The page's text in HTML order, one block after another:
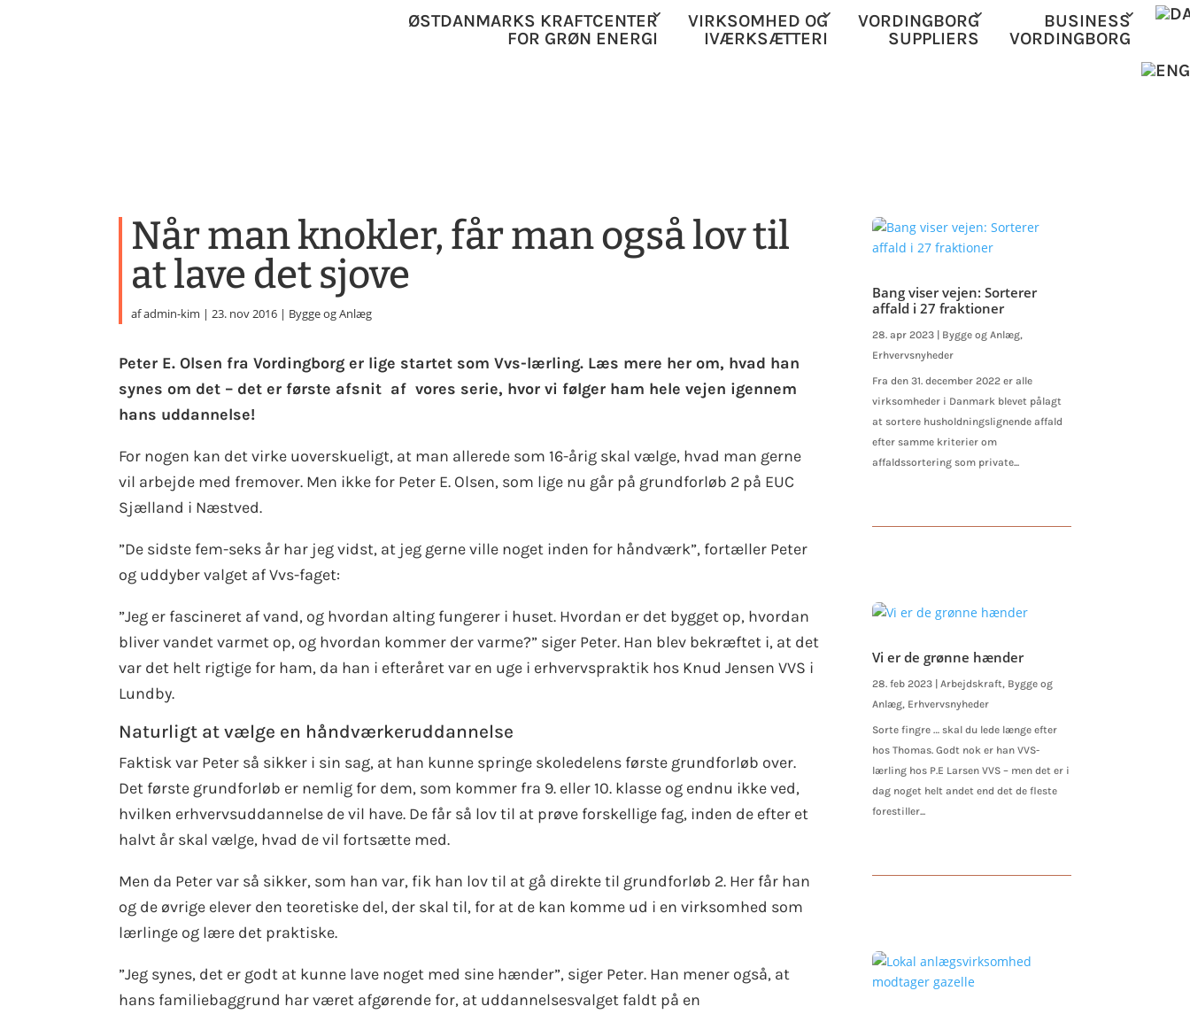
ØSTDANMARKS KRAFTCENTER
FOR GRØN ENERGI
VIRKSOMHED OG
IVÆRKSÆTTERI
VORDINGBORG
SUPPLIERS
BUSINESS
VORDINGBORG
Når man knokler, får man også lov til
at lave det sjove
afadmin-kim |23. nov 2016 | Bygge og Anlæg
Peter E. Olsen fra Vordingborg er lige startet som Vvs-lærling. Læs mere her om, hvad han
synes om det – det er første afsnit af vores serie, hvor vi følger ham hele vejen igennem
hans uddannelse!
For nogen kan det virke uoverskueligt, at man allerede som 16-årig skal vælge, hvad man gerne
vil arbejde med fremover. Men ikke for Peter E. Olsen, som lige nu går på grundforløb 2 på EUC
Sjælland i Næstved.
”De sidste fem-seks år har jeg vidst, at jeg gerne ville noget inden for håndværk”, fortæller Peter
og uddyber valget af Vvs-faget:
”Jeg er fascineret af vand, og hvordan alting fungerer i huset. Hvordan er det bygget op, hvordan
bliver vandet varmet op, og hvordan kommer der varme?” siger Peter. Han blev bekræftet i, at det
var det helt rigtige for ham, da han i efteråret var en uge i erhvervspraktik hos Knud Jensen VVS i
Lundby.
Naturligt at vælge en håndværkeruddannelse
Faktisk var Peter så sikker i sin sag, at han kunne springe skoledelens første grundforløb over.
Det første grundforløb er nemlig for dem, som kommer fra 9. eller 10. klasse og endnu ikke ved,
hvilken erhvervsuddannelse de vil have. De får så lov til at prøve forskellige fag, inden de efter et
halvt år skal vælge, hvad de vil fortsætte med.
Men da Peter var så sikker, som han var, fik han lov til at gå direkte til grundforløb 2. Her får han
og de øvrige elever den teoretiske del, der skal til, for at de kan komme ud i en virksomhed som
lærlinge og lære det praktiske.
”Jeg synes, det er godt at kunne lave noget med sine hænder”, siger Peter. Han mener også, at
hans familiebaggrund har været afgørende for, at uddannelsesvalget faldt på en
Bang viser vejen: Sorterer
affald i 27 fraktioner
28. apr 2023 Bygge og Anlæg,
Erhvervsnyheder
Fra den 31. december 2022 er alle
virksomheder i Danmark blevet pålagt
at sortere husholdningslignende affald
efter samme kriterier om
affaldssortering som private...
Vi er de grønne hænder
28. feb 2023 |Arbejdskraft, Bygge og
Anlæg, Erhvervsnyheder
Sorte fingre … skal du lede længe efter
hos Thomas. Godt nok er han VVS-
lærling hos P.E Larsen VVS – men det er i
dag noget helt andet end det de fleste
forestiller...